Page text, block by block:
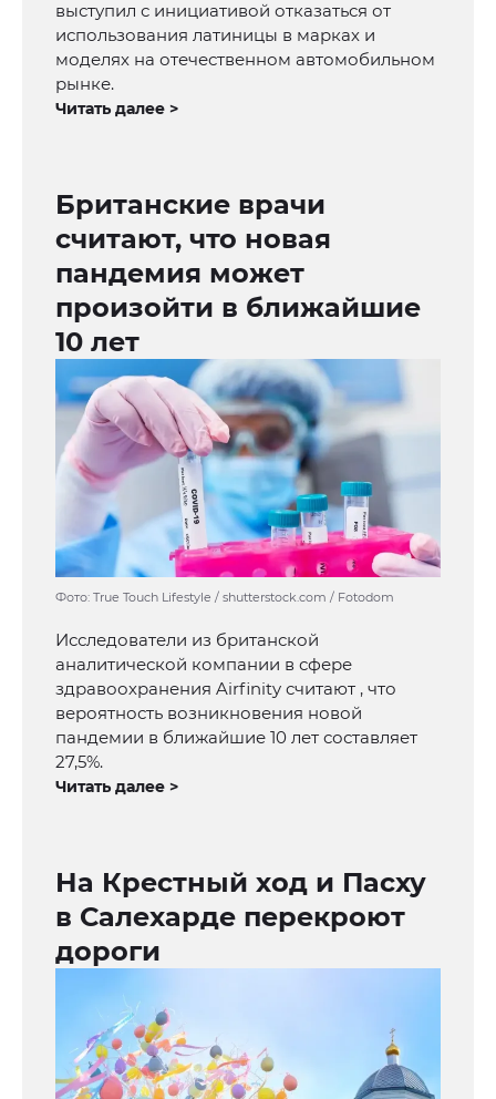
выступил с инициативой отказаться от
использования латиницы в марках и
моделях на отечественном автомобильном
рынке.
Читать далее >
Британские врачи
считают, что новая
пандемия может
произойти в ближайшие
10 лет
Фото: True Touch Lifestyle / shutterstock.com / Fotodom
Исследователи из британской
аналитической компании в сфере
здравоохранения Airfinity считают , что
вероятность возникновения новой
пандемии в ближайшие 10 лет составляет
27,5%.
Читать далее >
На Крестный ход и Пасху
в Салехарде перекроют
дороги